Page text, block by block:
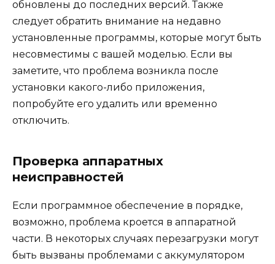
обновлены до последних версий. Также
следует обратить внимание на недавно
установленные программы, которые могут быть
несовместимы с вашей моделью. Если вы
заметите, что проблема возникла после
установки какого-либо приложения,
попробуйте его удалить или временно
отключить.
Проверка аппаратных
неисправностей
Если программное обеспечение в порядке,
возможно, проблема кроется в аппаратной
части. В некоторых случаях перезагрузки могут
быть вызваны проблемами с аккумулятором